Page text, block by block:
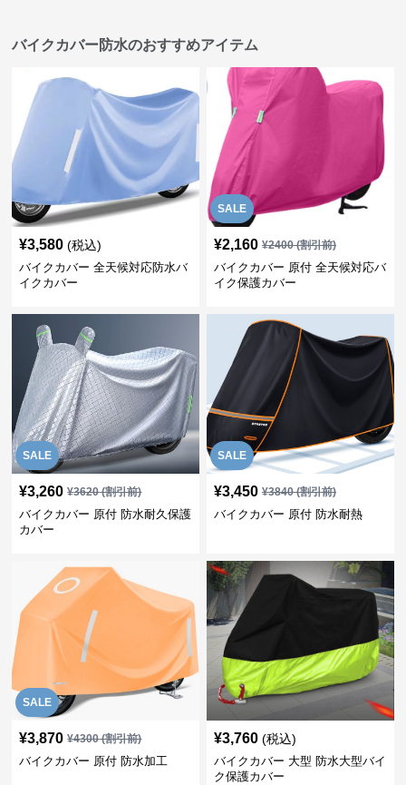
バイクカバー防水のおすすめアイテム
¥3,580 (税込)
バイクカバー 全天候対応防水バ
イクカバー
SALE
¥2,160 ¥2400(割引前)
バイクカバー 原付 全天候対応バ
イク保護カバー
SALE
¥3,260 ¥3620(割引前)
バイクカバー 原付 防水耐久保護
カバー
SALE
¥3,450 ¥3840(割引前)
バイクカバー 原付 防水耐熱
SALE
¥3,870 ¥4300(割引前)
バイクカバー 原付 防水加工
¥3,760 (税込)
バイクカバー 大型 防水大型バイ
ク保護カバー